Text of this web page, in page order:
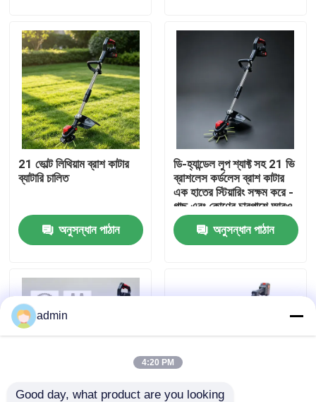
পণ্য
ভিডিও
আমাদের সম্বন্ধে
কারখানার প্রদর্শন
আমাদের সাথে যোগাযোগ
পেট্রল চেইনসো
বৈদ্যুতিক চেইনসো
21 ভোল্ট লিথিয়াম ব্রাশ কাটার
ব্যাটারি চালিত
অনুসন্ধান পাঠান
ডি-হ্যান্ডেল লুপ শ্যাফ্ট সহ 21 ভি
ব্রাশলেস কর্ডলেস ব্রাশ কাটার
এক হাতের স্টিয়ারিং সক্ষম করে -
গাছ এবং কোণের চারপাশে আরও
সহজ চালনা।
অনুসন্ধান পাঠান
admin
4:20 PM
Good day, what product are you looking